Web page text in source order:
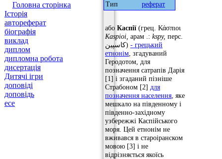
Головна сторінка
Історія
автореферат
біографія
виклад
диплом
дипломна робота
дисертація
Дитячі ігри
доповіді
доповідь
есе
Тип
реферат
або Каспії (грец. Κάσπιοι
Kaspioi, арам .: kspy, перс.
کاسپین) - грецький
етнонім, згадуваний
Геродотом, для
позначення сатрапів Дарія
[1] і згаданий пізніше
Страбоном [2] для
позначення населення, яке
мешкало на південному і
південно-західному
узбережжі Каспійського
моря. Цей етнонім не
вживався в староіранском
мовою [3] і не
відрізняється якоїсь